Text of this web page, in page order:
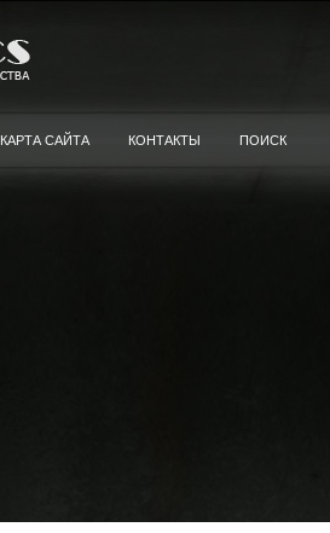
КАРТА САЙТА КОНТАКТЫ ПОИСК